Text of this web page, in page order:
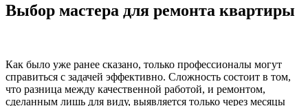
Выбор мастера для ремонта квартиры
Как было уже ранее сказано, только профессионалы могут
справиться с задачей эффективно. Сложность состоит в том,
что разница между качественной работой, и ремонтом,
сделанным лишь для виду, выявляется только через месяцы